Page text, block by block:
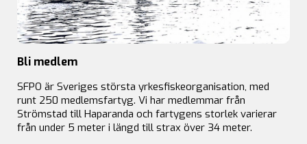
Bli medlem
SFPO är Sveriges största yrkesfiskeorganisation, med
runt 250 medlemsfartyg. Vi har medlemmar från
Strömstad till Haparanda och fartygens storlek varierar
från under 5 meter i längd till strax över 34 meter.